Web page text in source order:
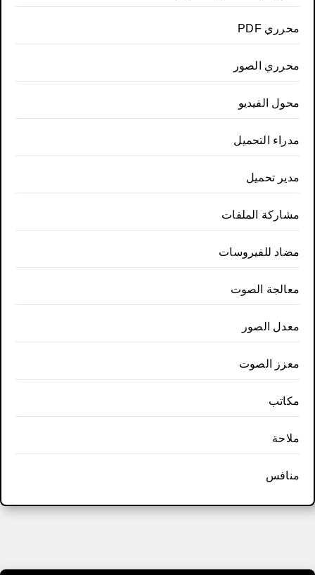
محرري PDF
محرري الصور
محول الفيديو
مدراء التحميل
مدير تحميل
مشاركة الملفات
مضاد للفيروسات
معالجة الصوت
معدل الصور
معزز الصوت
مكاتب
ملاحة
منافس